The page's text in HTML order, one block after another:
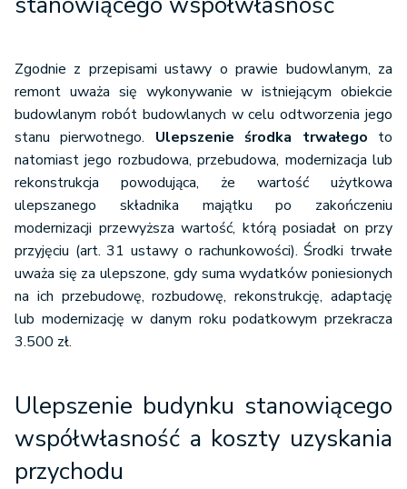
Zgodnie z przepisami ustawy o prawie budowlanym, za
remont uważa się wykonywanie w istniejącym obiekcie
budowlanym robót budowlanych w celu odtworzenia jego
stanu pierwotnego. Ulepszenie środka trwałego to
natomiast jego rozbudowa, przebudowa, modernizacja lub
rekonstrukcja powodująca, że wartość użytkowa
ulepszanego składnika majątku po zakończeniu
modernizacji przewyższa wartość, którą posiadał on przy
przyjęciu (art. 31 ustawy o rachunkowości). Środki trwałe
uważa się za ulepszone, gdy suma wydatków poniesionych
na ich przebudowę, rozbudowę, rekonstrukcję, adaptację
lub modernizację w danym roku podatkowym przekracza
3.500 zł.
Ulepszenie budynku stanowiącego
współwłasność a koszty uzyskania
przychodu